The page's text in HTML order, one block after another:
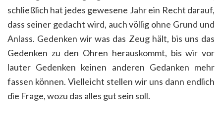
schließlich hat jedes gewesene Jahr ein Recht darauf,
dass seiner gedacht wird, auch völlig ohne Grund und
Anlass. Gedenken wir was das Zeug hält, bis uns das
Gedenken zu den Ohren herauskommt, bis wir vor
lauter Gedenken keinen anderen Gedanken mehr
fassen können. Vielleicht stellen wir uns dann endlich
die Frage, wozu das alles gut sein soll.